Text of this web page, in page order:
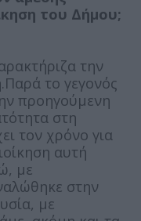
του Δήμου;
την
το γεγονός
προηγούμενη
στη
τον χρόνο για
αυτή
με
στην
με